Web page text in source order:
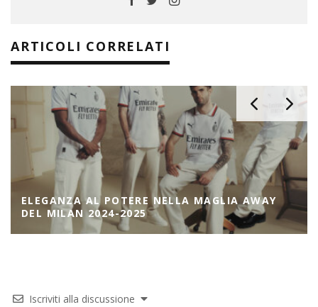
ARTICOLI CORRELATI
ELEGANZA AL POTERE NELLA MAGLIA AWAY
DEL MILAN 2024-2025
Iscriviti alla discussione